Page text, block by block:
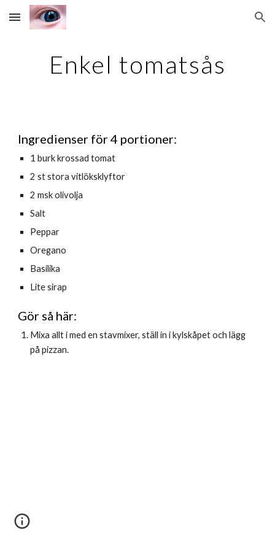
Skip to main content Skip to navigation
Enkel tomatsås
Ingredienser för 4 portioner:
1 burk krossad tomat
2 st stora vitlöksklyftor
2 msk olivolja
Salt
Peppar
Oregano
Basilika
Lite sirap
Gör så här:
Mixa allt i med en stavmixer, ställ in i kylskåpet och lägg
på pizzan.